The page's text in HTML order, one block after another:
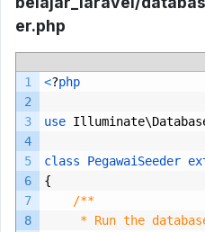
er.php
1
2
3
4
5
6
7
8
<?php
use Illuminate\
class PegawaiSeeder
{
/**
* Run the database